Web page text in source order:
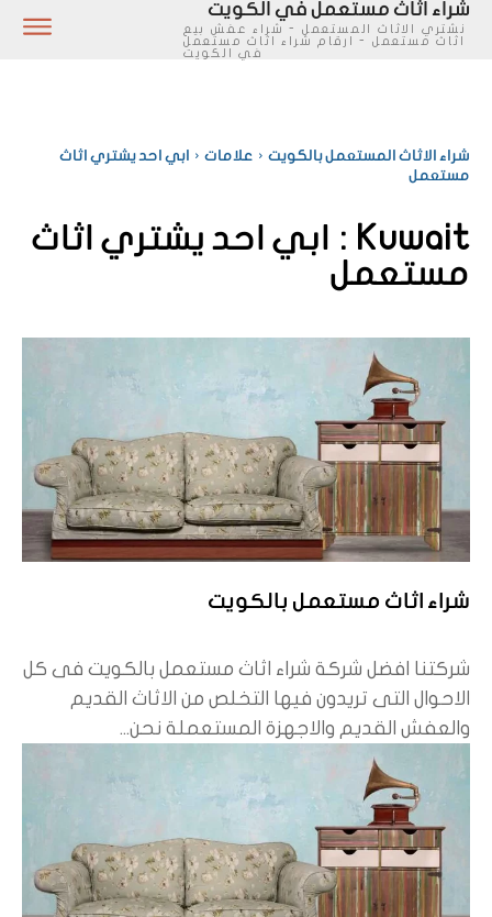
شراء اثاث مستعمل في الكويت
نشتري الاثاث المستعمل - شراء عفش بيع
اثاث مستعمل - ارقام شراء اثاث مستعمل
في الكويت
شراء الاثاث المستعمل بالكويت علامات
ابي احد يشتري اثاث
مستعمل
Kuwait :
ابي احد يشتري اثاث
مستعمل
شراء اثاث مستعمل بالكويت
شركتنا افضل شركة شراء اثاث مستعمل بالكويت فى كل
الاحوال التى تريدون فيها التخلص من الاثاث القديم
والعفش القديم والاجهزة المستعملة نحن...